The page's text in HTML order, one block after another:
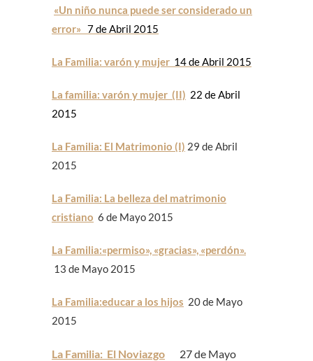
«Un niño nunca puede ser considerado un
error» 7 de Abril 2015
La Familia: varón y mujer 14 de Abril 2015
La familia: varón y mujer (II) 22 de Abril
2015
La Familia: El Matrimonio (I) 29 de Abril
2015
La Familia: La belleza del matrimonio
cristiano 6 de Mayo 2015
La Familia:«permiso», «gracias», «perdón».
13 de Mayo 2015
La Familia:educar a los hijos 20 de Mayo
2015
La Familia: El Noviazgo 27 de Mayo